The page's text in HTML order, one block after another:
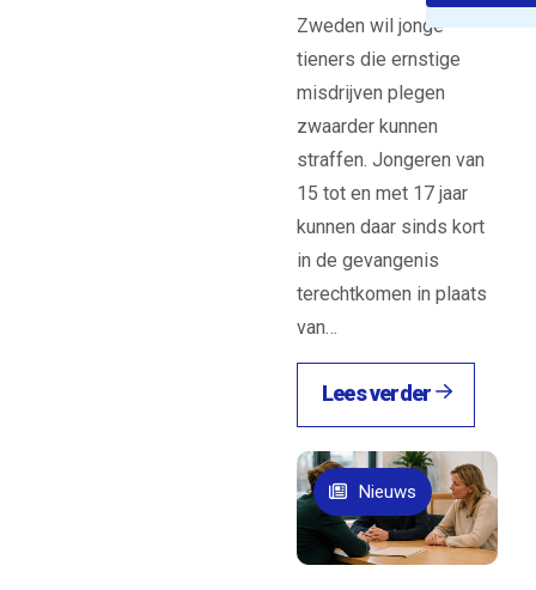
Zweden wil jonge
tieners die ernstige
misdrijven plegen
zwaarder kunnen
straffen. Jongeren van
15 tot en met 17 jaar
kunnen daar sinds kort
in de gevangenis
terechtkomen in plaats
van…
Lees verder
Nieuws